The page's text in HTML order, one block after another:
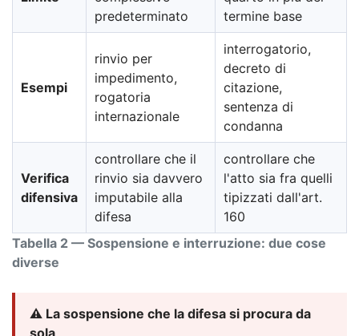
Tabella 2 — Sospensione e interruzione: due cose
diverse
predeterminato
termine base
Esempi
rinvio per
impedimento,
rogatoria
internazionale
interrogatorio,
decreto di
citazione,
sentenza di
condanna
Verifica
difensiva
controllare che il
rinvio sia davvero
imputabile alla
difesa
controllare che
l'atto sia fra quelli
tipizzati dall'art.
160
⚠️ La sospensione che la difesa si procura da
sola